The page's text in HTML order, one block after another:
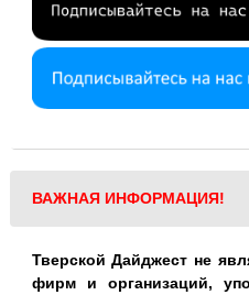
ВАЖНАЯ ИНФОРМАЦИЯ!
Тверской Дайджест не
фирм и организаций,